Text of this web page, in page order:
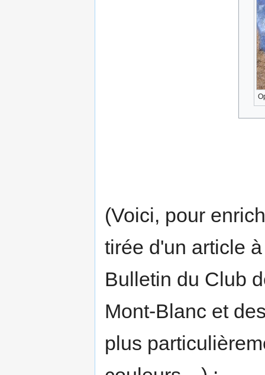
(Voici, pour
tirée d'un article
Bulletin du Club
Mont-Blanc et
plus